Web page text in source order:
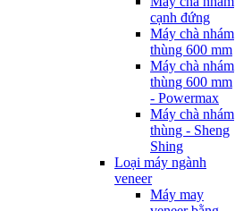
cạnh đứng
Máy chà nhám
thùng 600 mm
Máy chà nhám
thùng 600 mm
- Powermax
Máy chà nhám
thùng - Sheng
Shing
Loại máy ngành
veneer
Máy may